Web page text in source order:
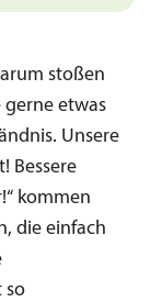
stoßen
gerne etwas
Unsere
Bessere
kommen
die einfach
so